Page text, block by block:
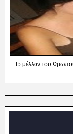
Το μέλλον του